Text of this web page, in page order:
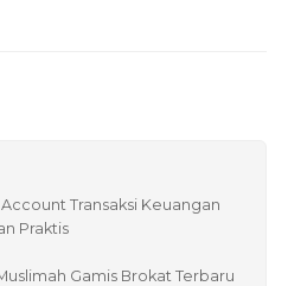
Transaksi Keuangan
Praktis
Gamis Brokat Terbaru